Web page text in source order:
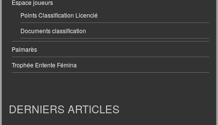
Espace joueurs
Points Classification Licencié
Documents classification
Palmarès
Trophée Entente Fémina
DERNIERS ARTICLES